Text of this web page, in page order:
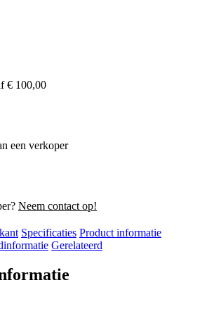
€ 100,00
een verkoper
Neem contact op!
Specificaties Product informatie
Gerelateerd